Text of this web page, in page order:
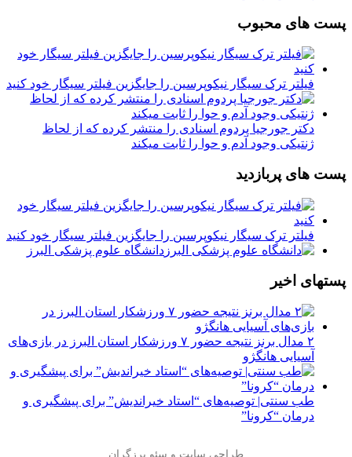
پست های محبوب
فیلتر ترک سیگار نیکوپرسین را جایگزین فیلتر سیگار خود کنید
دکتر جورجیا پردوم اسنادی را منتشر کرده که از لحاظ
ژنتیکی وجود آدم و حوا را ثابت میکند
پست های پربازدید
فیلتر ترک سیگار نیکوپرسین را جایگزین فیلتر سیگار خود کنید
دانشگاه علوم پزشکی البرز
پستهای اخیر
۲ مدال برنز نتیجه حضور ۷ ورزشکار استان البرز در بازی‌های
آسیایی هانگژو
طب سنتی| توصیه‌‌های “استاد خیراندیش” برای پیشگیری و
درمان “کرونا”